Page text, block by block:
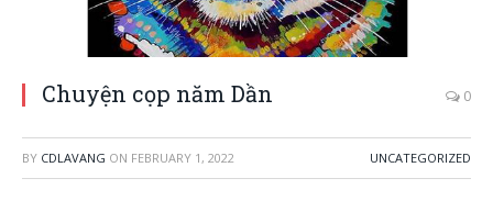
Chuyện cọp năm Dần 0
BY CDLAVANG ON FEBRUARY 1, 2022 UNCATEGORIZED